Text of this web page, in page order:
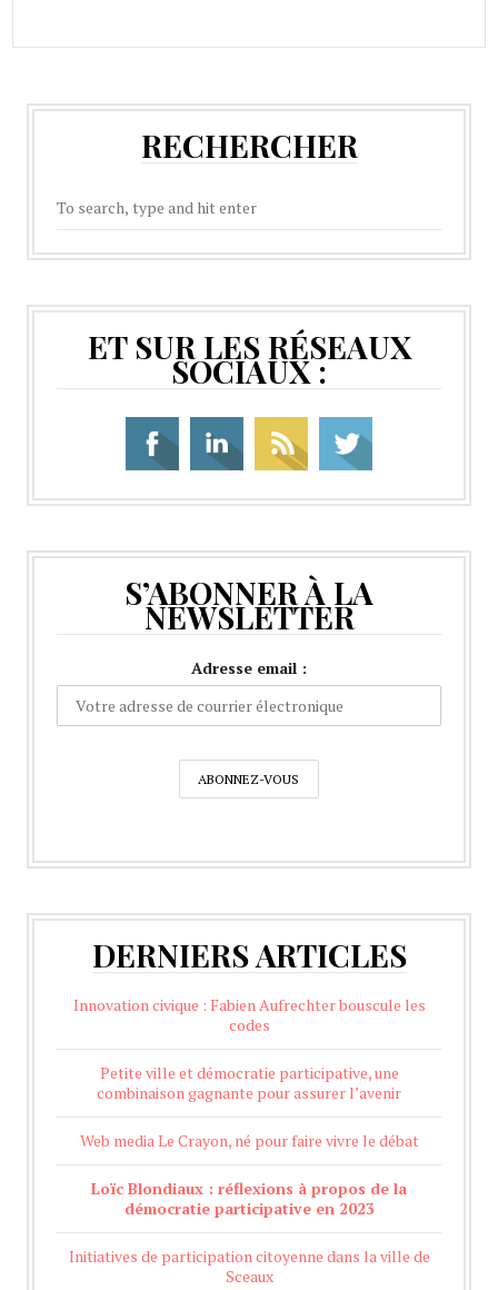
RECHERCHER
ET SUR LES RÉSEAUX
SOCIAUX :
S’ABONNER À LA
NEWSLETTER
Adresse email :
DERNIERS ARTICLES
Innovation civique : Fabien Aufrechter bouscule les
codes
Petite ville et démocratie participative, une
combinaison gagnante pour assurer l’avenir
Web media Le Crayon, né pour faire vivre le débat
Loïc Blondiaux : réflexions à propos de la
démocratie participative en 2023
Initiatives de participation citoyenne dans la ville de
Sceaux